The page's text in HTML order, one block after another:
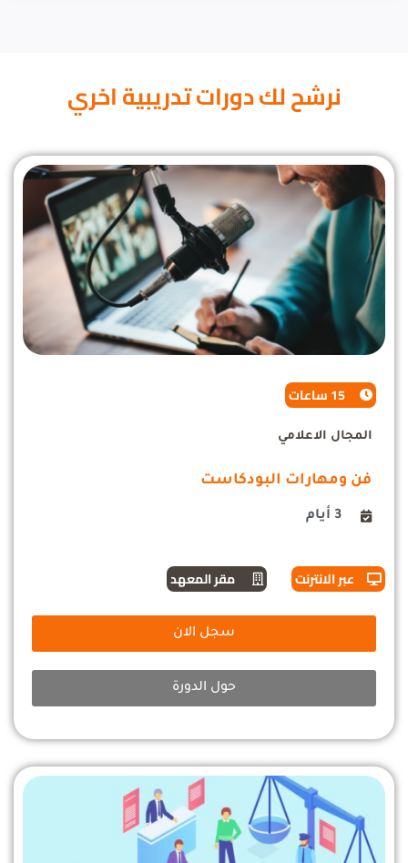
نرشح لك دورات تدريبية اخري
15 ساعات
المجال الاعلامي
فن ومهارات البودكاست
3 أيام
عبر الانترنت مقر المعهد
سجل الان
حول الدورة